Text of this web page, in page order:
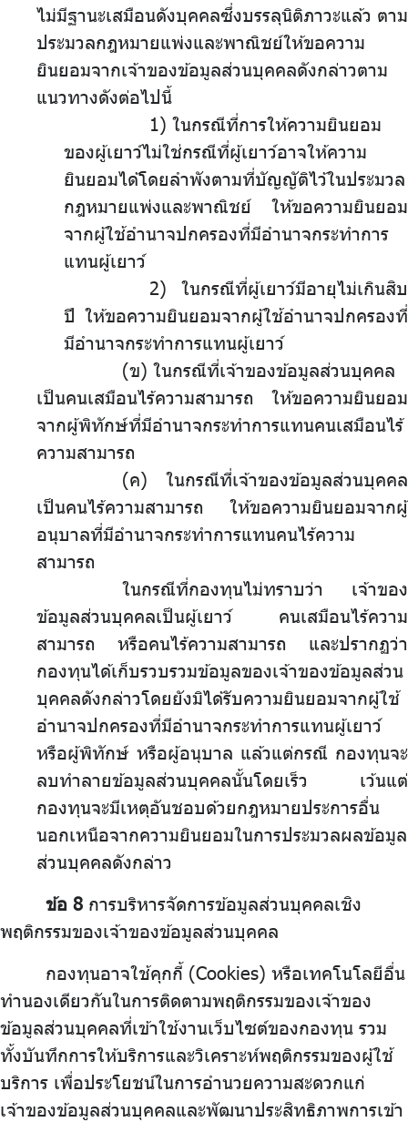
ไม่มีฐานะเสมือนดังบุคคลซึ่งบรรลุนิติภาวะแล้ว ตาม
ประมวลกฎหมายแพ่งและพาณิชย์ให้ขอความ
ยินยอมจากเจ้าของข้อมูลส่วนบุคคลดังกล่าวตาม
แนวทางดังต่อไปนี้
1) .ในกรณีที่การให้ความยินยอม
ของผู้เยาว์ไม่ใช่กรณีที่ผู้เยาว์อาจให้ความ
ยินยอมได้โดยลำพังตามที่บัญญัติไว้ในประมวล
กฎหมายแพ่งและพาณิชย์ ให้ขอความยินยอม
จากผู้ใช้อำนาจปกครองที่มีอำนาจกระทำการ
แทนผู้เยาว์
2) ในกรณีที่ผู้เยาว์มีอายุไม่เกินสิบ
ปี ให้ขอความยินยอมจากผู้ใช้อำนาจปกครองที่
มีอำนาจกระทำการแทนผู้เยาว์
(ข) .ในกรณีที่เจ้าของข้อมูลส่วนบุคคล
เป็นคนเสมือนไร้ความสามารถ ให้ขอความยินยอม
จากผู้พิทักษ์ที่มีอำนาจกระทำการแทนคนเสมือนไร้
ความสามารถ
(ค) ในกรณีที่เจ้าของข้อมูลส่วนบุคคล
เป็นคนไร้ความสามารถ ให้ขอความยินยอมจากผู้
อนุบาลที่มีอำนาจกระทำการแทนคนไร้ความ
สามารถ
ในกรณีที่กองทุนไม่ทราบว่า เจ้าของ
ข้อมูลส่วนบุคคลเป็นผู้เยาว์ คนเสมือนไร้ความ
สามารถ หรือคนไร้ความสามารถ และปรากฏว่า
กองทุนได้เก็บรวบรวมข้อมูลของเจ้าของข้อมูลส่วน
บุคคลดังกล่าวโดยยังมิได้รับความยินยอมจากผู้ใช้
อำนาจปกครองที่มีอำนาจกระทำการแทนผู้เยาว์
หรือผู้พิทักษ์ หรือผู้อนุบาล แล้วแต่กรณี กองทุนจะ
ลบทำลายข้อมูลส่วนบุคคลนั้นโดยเร็ว เว้นแต่
กองทุนจะมีเหตุอันชอบด้วยกฎหมายประการอื่น
นอกเหนือจากความยินยอมในการประมวลผลข้อมูล
ส่วนบุคคลดังกล่าว
ข้อ 8 การบริหารจัดการข้อมูลส่วนบุคคลเชิง
พฤติกรรมของเจ้าของข้อมูลส่วนบุคคล
กองทุนอาจใช้คุกกี้ (Cookies) หรือเทคโนโลยีอื่น
ทำนองเดียวกันในการติดตามพฤติกรรมของเจ้าของ
ข้อมูลส่วนบุคคลที่เข้าใช้งานเว็บไซต์ของกองทุน รวม
ทั้งบันทึกการให้บริการและวิเคราะห์พฤติกรรมของผู้ใช้
บริการ เพื่อประโยชน์ในการอำนวยความสะดวกแก่
เจ้าของข้อมูลส่วนบุคคลและพัฒนาประสิทธิภาพการเข้า